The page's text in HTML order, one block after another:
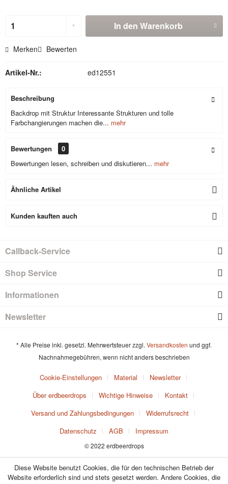
In den Warenkorb
Merken Bewerten
Artikel-Nr.: ed12551
Beschreibung
Backdrop mit Struktur Interessante Strukturen und tolle
Farbchangierungen machen die... mehr
Bewertungen
0
Bewertungen lesen, schreiben und diskutieren... mehr
Ähnliche Artikel
Kunden kauften auch
Callback-Service
Shop Service
Informationen
Newsletter
* Alle Preise inkl. gesetzl. Mehrwertsteuer zzgl. Versandkosten und ggf.
Nachnahmegebühren, wenn nicht anders beschrieben
Cookie-Einstellungen Material
Newsletter
Über erdbeerdrops
Wichtige Hinweise
Kontakt
Versand und Zahlungsbedingungen
Widerrufsrecht
Datenschutz
AGB Impressum
© 2022 erdbeerdrops
Diese Website benutzt Cookies, die für den technischen Betrieb der
Website erforderlich sind und stets gesetzt werden. Andere Cookies, die